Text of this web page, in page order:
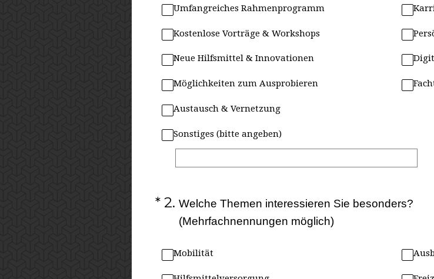
Umfangreiches Rahmenprogramm
Kostenlose Vorträge & Workshops
Neue Hilfsmittel & Innovationen
Möglichkeiten zum Ausprobieren
Austausch & Vernetzung
Sonstiges (bitte angeben)
* 2. Welche Themen interessieren Sie besonders?
(Mehrfachnennungen möglich)
(Erforderlich.)
Mobilität